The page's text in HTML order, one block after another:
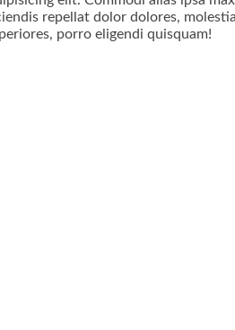
repellat dolor dolores,
porro eligendi quisquam!